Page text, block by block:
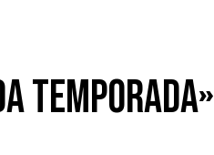
temporada»